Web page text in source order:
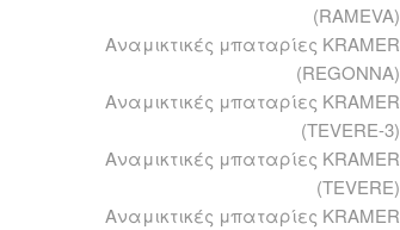
(RAMEVA)
Αναμικτικές μπαταρίες KRAMER
(REGONNA)
Αναμικτικές μπαταρίες KRAMER
(TEVERE-3)
Αναμικτικές μπαταρίες KRAMER
(TEVERE)
Αναμικτικές μπαταρίες KRAMER